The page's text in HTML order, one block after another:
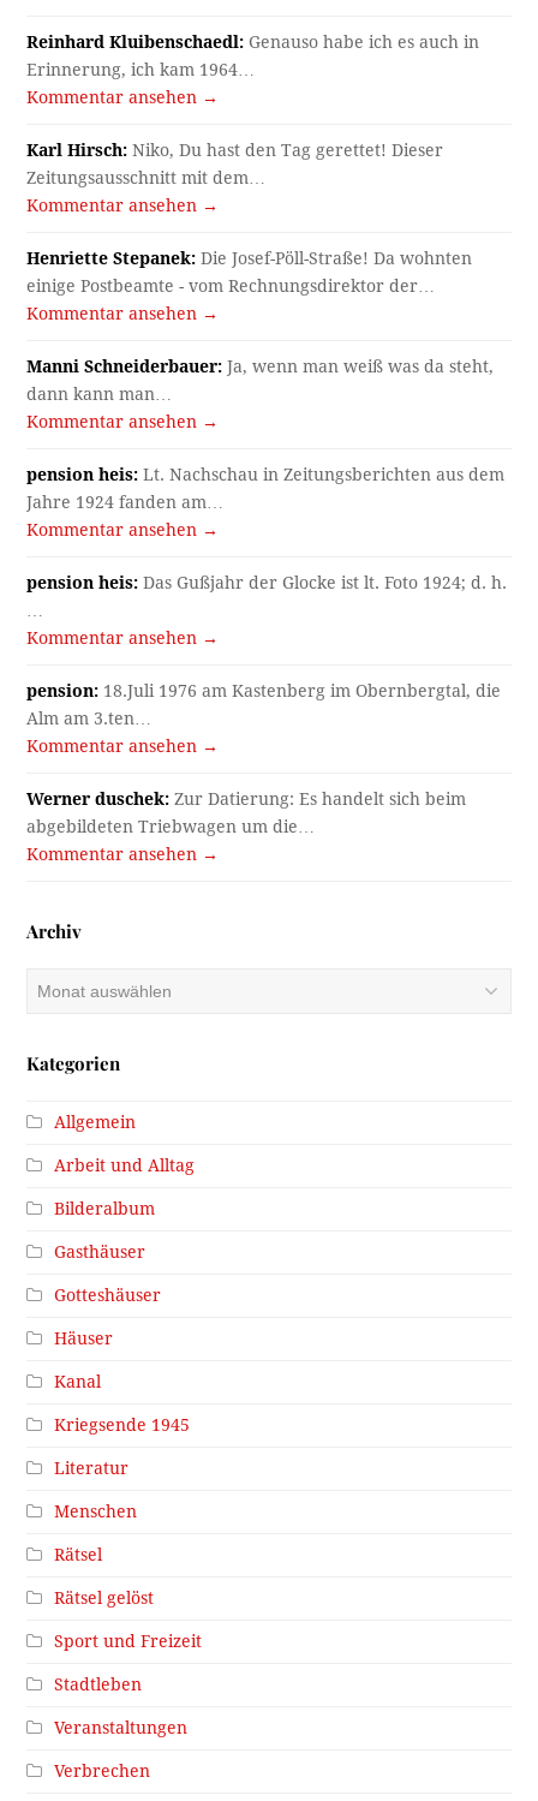
Reinhard Kluibenschaedl: Genauso habe ich es auch in
Erinnerung, ich kam 1964…
Kommentar ansehen →
Karl Hirsch: Niko, Du hast den Tag gerettet! Dieser
Zeitungsausschnitt mit dem…
Kommentar ansehen →
Henriette Stepanek: Die Josef-Pöll-Straße! Da wohnten
einige Postbeamte - vom Rechnungsdirektor der…
Kommentar ansehen →
Manni Schneiderbauer: Ja, wenn man weiß was da steht,
dann kann man…
Kommentar ansehen →
pension heis: Lt. Nachschau in Zeitungsberichten aus dem
Jahre 1924 fanden am…
Kommentar ansehen →
pension heis: Das Gußjahr der Glocke ist lt. Foto 1924; d. h.
Kommentar ansehen →
pension: 18.Juli 1976 am Kastenberg im Obernbergtal, die
Alm am 3.ten…
Kommentar ansehen →
Werner duschek: Zur Datierung: Es handelt sich beim
abgebildeten Triebwagen um die…
Kommentar ansehen →
Archiv
Kategorien
Allgemein
Arbeit und Alltag
Bilderalbum
Gasthäuser
Gotteshäuser
Häuser
Kanal
Kriegsende 1945
Literatur
Menschen
Rätsel
Rätsel gelöst
Sport und Freizeit
Stadtleben
Veranstaltungen
Verbrechen